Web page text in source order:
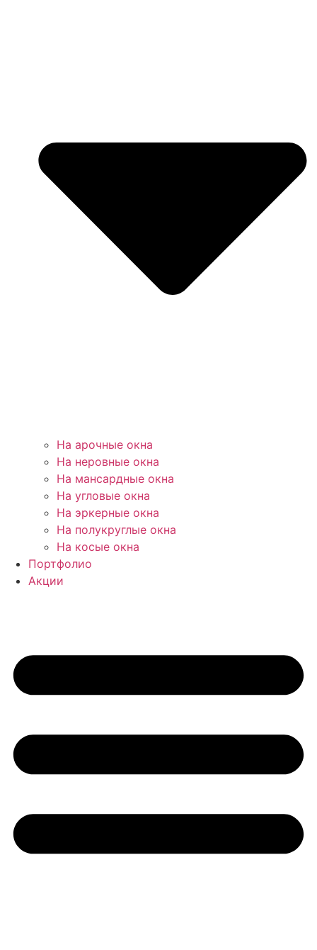
На арочные окна
На неровные окна
На мансардные окна
На угловые окна
На эркерные окна
На полукруглые окна
На косые окна
Портфолио
Акции